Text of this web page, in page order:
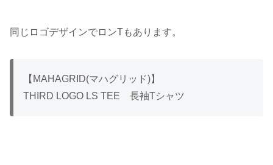
同じロゴデザインでロンTもあります。
【MAHAGRID(マハグリッド)】
THIRD LOGO LS TEE 長袖Tシャツ